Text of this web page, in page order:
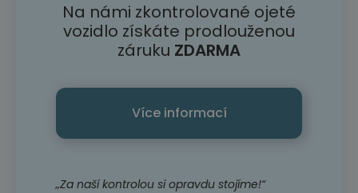
Na námi zkontrolované ojeté
vozidlo získáte prodlouženou
záruku ZDARMA
Více informací
„Za naší kontrolou si opravdu stojíme!“